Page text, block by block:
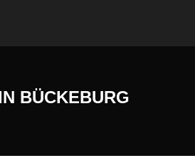
BÜCKEBURG